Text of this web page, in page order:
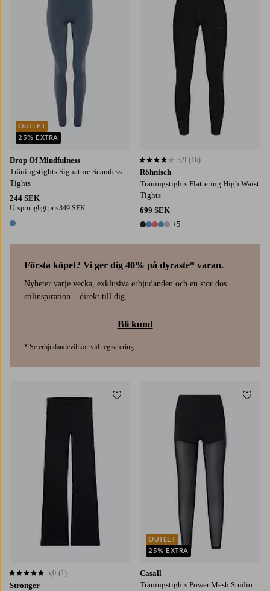
Drop Of Mindfulness
Träningstights Signature Seamless
Tights
244 SEK
Ursprungligt pris349 SEK
1 färg
OUTLET
25% EXTRA
Första köpet? Vi ger dig 40% på dyraste* varan.
Nyheter varje vecka, exklusiva erbjudanden och en stor dos
stilinspiration – direkt till dig.
Bli kund
* Se erbjudandevillkor vid registrering
Röhnisch
Träningstights Flattering High Waist
Tights
699 SEK
10 färger
+5
3,9 baserat på 16 st betyg
3,9 (16)
Stronger
5,0 baserat på 1 st betyg
5,0 (1)
Lägg till i favoriter
Casall
Träningstights Power Mesh Studio
OUTLET
25% EXTRA